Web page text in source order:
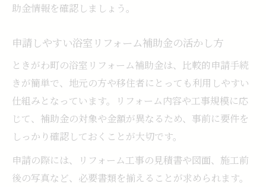
助金情報を確認しましょう。
申請しやすい浴室リフォーム補助金の活かし方
ときがわ町の浴室リフォーム補助金は、比較的申請手続
きが簡単で、地元の方や移住者にとっても利用しやすい
仕組みとなっています。リフォーム内容や工事規模に応
じて、補助金の対象や金額が異なるため、事前に要件を
しっかり確認しておくことが大切です。
申請の際には、リフォーム工事の見積書や図面、施工前
後の写真など、必要書類を揃えることが求められます。